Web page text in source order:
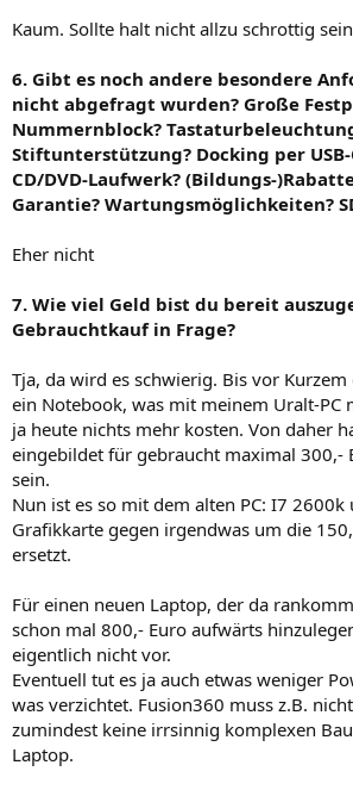
Kaum. Sollte halt nicht allzu schrottig
6. Gibt es noch andere besondere
nicht abgefragt wurden? Große
Nummernblock?
Stiftunterstützung? Docking per
CD/DVD-Laufwerk? (Bildungs-
Garantie? Wartungsmöglichkeiten?
Eher nicht
7. Wie viel Geld bist du bereit
Gebrauchtkauf in Frage?
Tja, da wird es schwierig. Bis vor
ein Notebook, was mit meinem Uralt-PC
ja heute nichts mehr kosten. Von daher
eingebildet für gebraucht maximal 300,-
sein.
Nun ist es so mit dem alten PC: I7 2600k
Grafikkarte gegen irgendwas um die
ersetzt.
Für einen neuen Laptop, der da
schon mal 800,- Euro aufwärts
eigentlich nicht vor.
Eventuell tut es ja auch etwas weniger
was verzichtet. Fusion360 muss z.B.
zumindest keine irrsinnig komplexen
Laptop.